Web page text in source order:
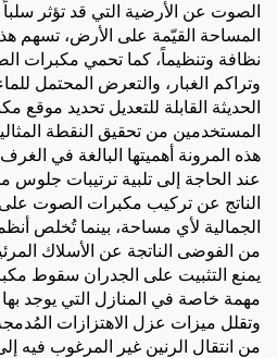
الصوت عن الأرضية التي قد تؤثر
المساحة القيّمة على الأرض، تسهم
نظافة وتنظيماً، كما تحمي مكبرات
وتراكم الغبار، والتعرض المحتمل
الحديثة القابلة للتعديل تحديد
المستخدمين من تحقيق النقطة
هذه المرونة أهميتها البالغة في
عند الحاجة إلى تلبية ترتيبات جلوس
الناتج عن تركيب مكبرات الصوت على
الجمالية لأي مساحة، بينما تُخلص
من الفوضى الناتجة عن الأسلاك
يمنع التثبيت على الجدران سقوط
مهمة خاصة في المنازل التي يوجد بها
وتقلل ميزات عزل الاهتزازات
من انتقال الرنين غير المرغوب فيه